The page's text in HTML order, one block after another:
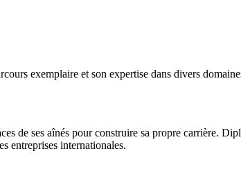
exemplaire et son expertise dans divers
de ses aînés pour construire sa propre carrière.
entreprises internationales.